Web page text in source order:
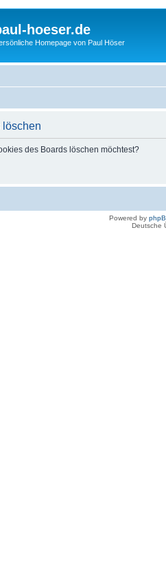
hoeser.de
Homepage von Paul Höser
des Boards löschen möchtest?
Powered by
Deutsche